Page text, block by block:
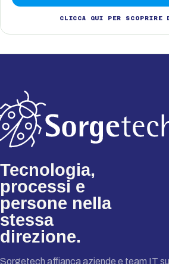
CLICCA QUI PER SCOPRIRE
Tecnologia,
processi e
persone nella
stessa
direzione.
Sorgetech affianca aziende e team IT